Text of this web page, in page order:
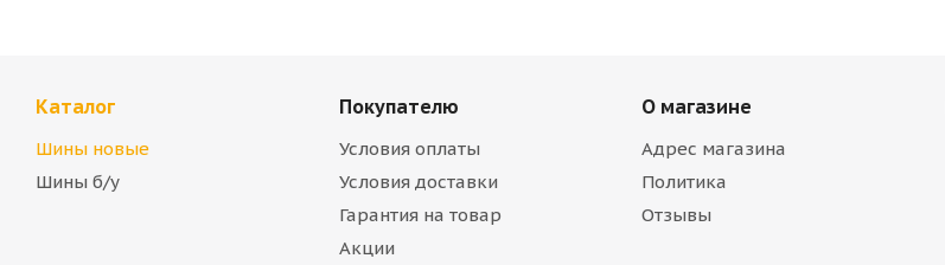
Каталог
Шины новые
Шины б/у
Покупателю
Условия оплаты
Условия доставки
Гарантия на товар
Акции
О магазине
Адрес магазина
Политика
Отзывы